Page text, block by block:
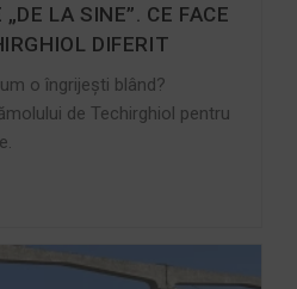
LA SINE”. CE FACE
DIFERIT
o îngrijești blând?
de Techirghiol pentru